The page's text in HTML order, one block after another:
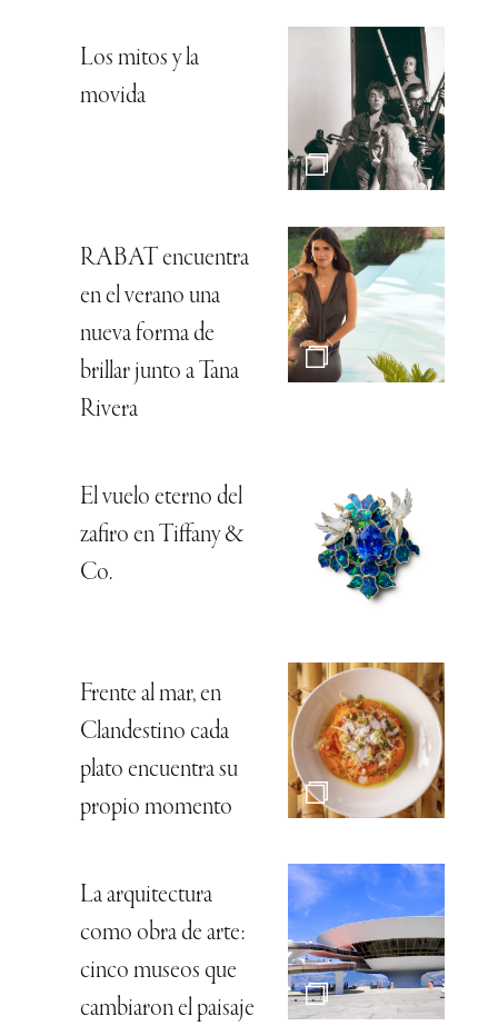
Los mitos y la
movida
RABAT encuentra
en el verano una
nueva forma de
brillar junto a Tana
Rivera
El vuelo eterno del
zafiro en Tiffany &
Co.
Frente al mar, en
Clandestino cada
plato encuentra su
propio momento
La arquitectura
como obra de arte:
cinco museos que
cambiaron el paisaje